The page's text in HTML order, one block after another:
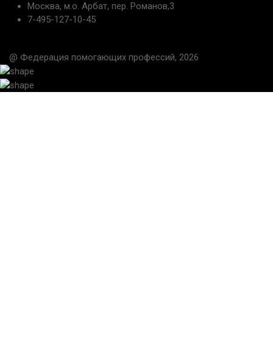
Москва, м.о. Арбат, пер. Романов,3
7-495-127-10-45
@ Федерация помогающих профессий, 2026